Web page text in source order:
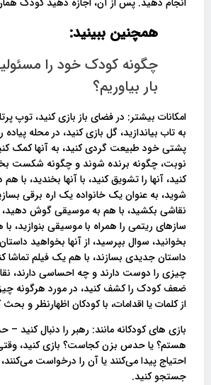
همچنین ببینید:
چگونه کودک خود را
بار بیاوریم؟
امکانات بیشتر: در فضای باز بازی کنید، توپ
به تاب بیاندازید، گل بازی کنید، در محله
پشتی خود طبیعت گردی کنید، به آنها کمک
نوبت، چگونه برنده شوند و چگونه شکست
کنید، آنها را تشویق کنید، با آنها بخندید، با
شوید، به عنوان یک خانواده یک اره برقی
نقاشی بکشید، با هم به موسیقی گوش دهید،
سازهای ریتمی را همراه با موسیقی بنوازید،
بخوانید، سوال بپرسید، از آنها بخواهید
داستان جدیدی بسازند، با هم یک فیلم تماشا
چیزی را دوست دارند و چه احساسی دارند،
ضعف کودک را کشف کنید، در مورد هرگونه
از کلمات یا اقدامات، با کودکان اظهارنظر و بحث
بازی های کودکانه مانند: رهبر را دنبال
هستم؟ یا حدس بزن کجاست؟ بازی کنید،
احتیاج پیدا می‌کنند یا آن را درخواست
جستجو کنید.